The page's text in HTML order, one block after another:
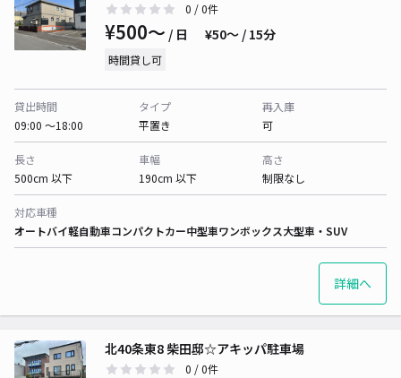
0 / 0件
¥500〜 / 日 ¥50〜 / 15分
時間貸し可
貸出時間
09:00 〜18:00
タイプ
平置き
再入庫
可
長さ
500cm 以下
車幅
190cm 以下
高さ
制限なし
対応車種
オートバイ軽自動車コンパクトカー中型車ワンボックス大型車・SUV
詳細へ
北40条東8 柴田邸☆アキッパ駐車場
0 / 0件